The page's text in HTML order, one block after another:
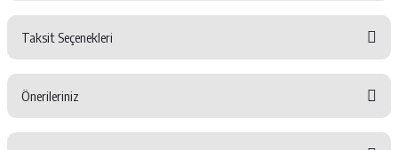
Yorum Yaz
Soru Sor
Taksit Seçenekleri
Önerileriniz